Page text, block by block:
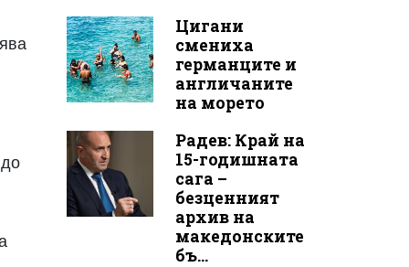
Цигани
смениха
германците и
англичаните
на морето
Радев: Край на
15-годишната
сага –
безценният
архив на
македонските
бъ...